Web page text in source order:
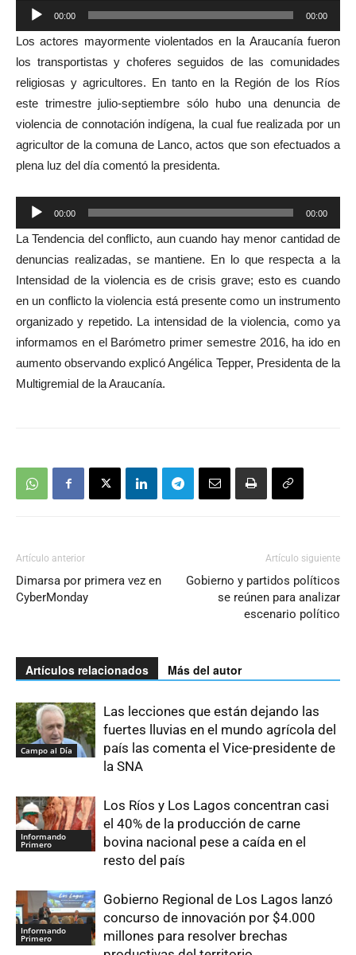
Reproductor
de
audio
00:00 00:00
Los actores mayormente violentados en la Araucanía fueron
los transportistas y choferes seguidos de las comunidades
religiosas y agricultores. En tanto en la Región de los Ríos
este trimestre julio-septiembre sólo hubo una denuncia de
violencia de connotación indígena, la cual fue realizada por un
agricultor de la comuna de Lanco, actos que son efectuados a
plena luz del día comentó la presidenta.
Reproductor
de
audio
00:00 00:00
La Tendencia del conflicto, aun cuando hay menor cantidad de
denuncias realizadas, se mantiene. En lo que respecta a la
Intensidad de la violencia es decrisis grave; esto es cuando
en un conflicto la violencia está presente como un instrumento
organizado y repetido. La intensidad de la violencia, como ya
informamos en el Barómetro primer semestre 2016, ha ido en
aumento observando explicóAngélica Tepper, Presidenta de la
Multigremial de la Araucanía.
Artículo anterior
Dimarsa por primera vez en
CyberMonday
Artículo siguiente
Gobierno y partidos políticos
se reúnen para analizar
escenario político
Artículos relacionados Más del autor
Campo al Día
Las lecciones que están dejando las
fuertes lluvias en el mundo agrícola del
país las comenta el Vice-presidente de
la SNA
Informando
Primero
Los Ríos y Los Lagos concentran casi
el 40% de la producción de carne
bovina nacional pese a caída en el
resto del país
Informando
Primero
Gobierno Regional de Los Lagos lanzó
concurso de innovación por $4.000
millones para resolver brechas